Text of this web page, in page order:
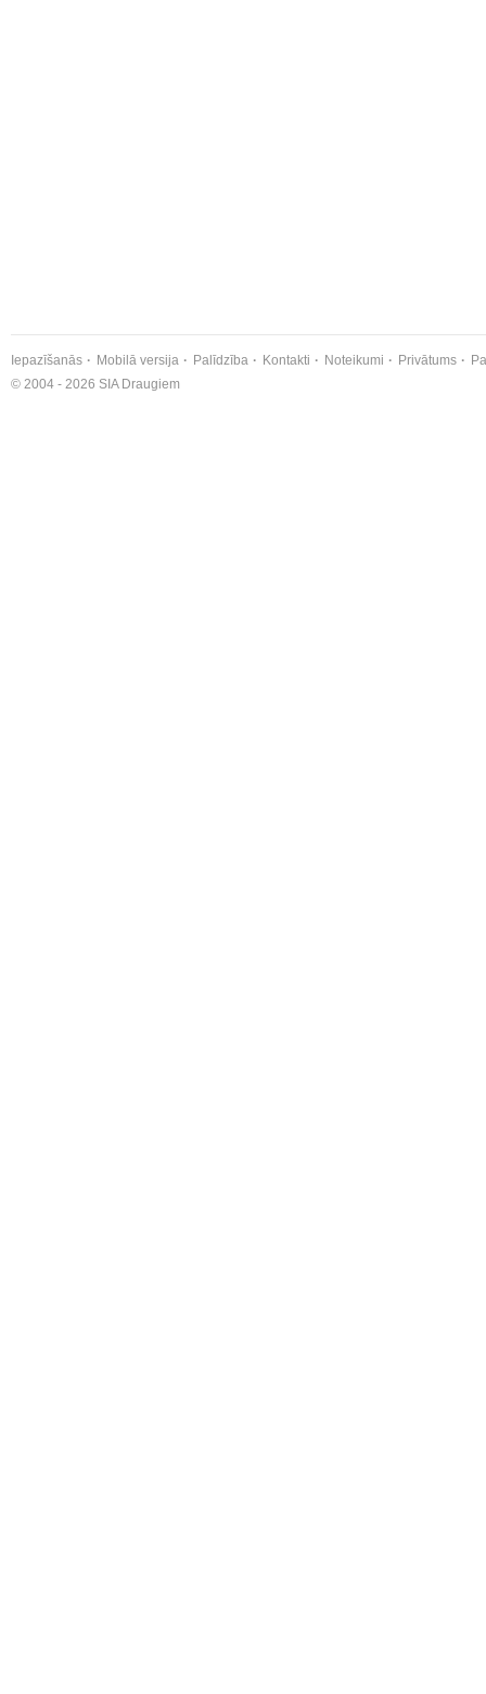
Iepazīšanās Mobilā versija Palīdzība Kontakti Noteikumi Privātums
© 2004 - 2026 SIA Draugiem